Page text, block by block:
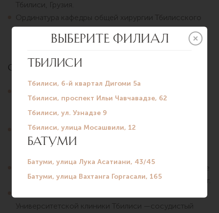
Тбилиси, Грузия.
Ординатура кафедры общей хирургии Тбилисского
государственного медицинского университета,
Центр ангиологии и сосудистой хирургии.
Опыт работы
Бакулева, отделение хирургии, Москва, Россия —
приглашённый специалист.
Институт хирургии, отделение клеточной
трансплантологии, Москва, Россия —приглашённый
Областной центр здоровья, Муниципалитет Ахалцихе
и Адигени, Грузия —приглашенный сосудистый хирург.
Университетской клиники Тбилиси —сосудистый